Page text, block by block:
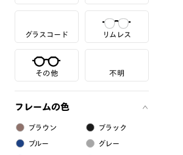
グラスコード リムレス
その他 不明
フレームの色
ブラウン ブラック
ブルー グレー